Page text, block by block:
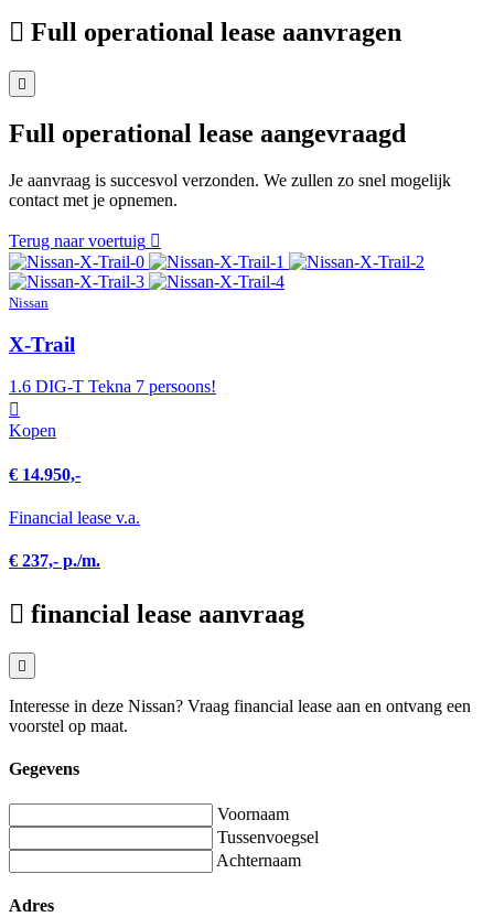
Full operational lease aanvragen
Full operational lease aangevraagd
Je aanvraag is succesvol verzonden. We zullen zo snel mogelijk
contact met je opnemen.
Terug naar voertuig
Nissan
X-Trail
1.6 DIG-T Tekna 7 persoons!
Kopen
€ 14.950,-
Financial lease v.a.
€ 237,- p./m.
financial lease aanvraag
Interesse in deze Nissan? Vraag financial lease aan en ontvang een
voorstel op maat.
Gegevens
Voornaam
Tussenvoegsel
Achternaam
Adres